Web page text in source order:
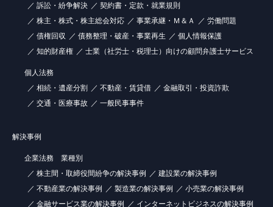
訴訟・紛争解決
契約書・定款・就業規則
株主・株式・株主総会対応
事業承継・Ｍ＆Ａ
労働問題
債権回収
債務整理・破産・事業再生
個人情報保護
知的財産権
士業（社労士・税理士）向けの顧問弁護士サービス
個人法務
相続・遺産分割
不動産・賃貸借
金融取引・投資詐欺
交通・医療事故
一般民事事件
解決事例
企業法務 業種別
株主間・取締役間紛争の解決事例
建設業の解決事例
不動産業の解決事例
製造業の解決事例
小売業の解決事例
金融サービス業の解決事例
インターネットビジネスの解決事例